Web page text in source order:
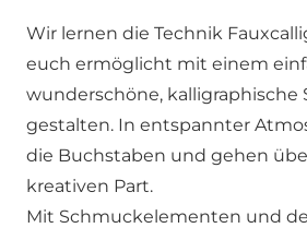
Wir lernen die Technik
euch ermöglicht mit einem
wunderschöne, kalligraphische
gestalten. In entspannter
die Buchstaben und gehen
kreativen Part.
Mit Schmuckelementen und